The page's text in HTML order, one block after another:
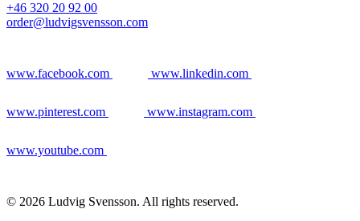
+46 320 20 92 00
order@ludvigsvensson.com
www.facebook.com www.linkedin.com
www.pinterest.com www.instagram.com
www.youtube.com
© 2026 Ludvig Svensson. All rights reserved.